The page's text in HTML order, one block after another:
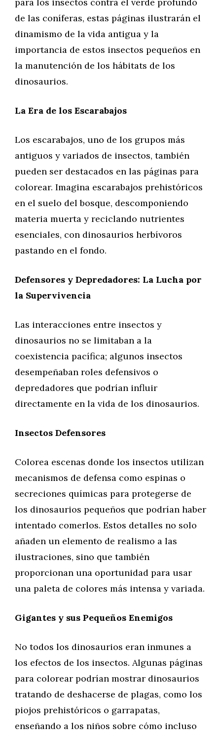
de las coníferas, estas páginas ilustrarán el
dinamismo de la vida antigua y la
importancia de estos insectos pequeños en
la manutención de los hábitats de los
dinosaurios.
La Era de los Escarabajos
Los escarabajos, uno de los grupos más
antiguos y variados de insectos, también
pueden ser destacados en las páginas para
colorear. Imagina escarabajos prehistóricos
en el suelo del bosque, descomponiendo
materia muerta y reciclando nutrientes
esenciales, con dinosaurios herbívoros
pastando en el fondo.
Defensores y Depredadores: La Lucha por
la Supervivencia
Las interacciones entre insectos y
dinosaurios no se limitaban a la
coexistencia pacífica; algunos insectos
desempeñaban roles defensivos o
depredadores que podrían influir
directamente en la vida de los dinosaurios.
Insectos Defensores
Colorea escenas donde los insectos utilizan
mecanismos de defensa como espinas o
secreciones químicas para protegerse de
los dinosaurios pequeños que podrían haber
intentado comerlos. Estos detalles no solo
añaden un elemento de realismo a las
ilustraciones, sino que también
proporcionan una oportunidad para usar
una paleta de colores más intensa y variada.
Gigantes y sus Pequeños Enemigos
No todos los dinosaurios eran inmunes a
los efectos de los insectos. Algunas páginas
para colorear podrían mostrar dinosaurios
tratando de deshacerse de plagas, como los
piojos prehistóricos o garrapatas,
enseñando a los niños sobre cómo incluso